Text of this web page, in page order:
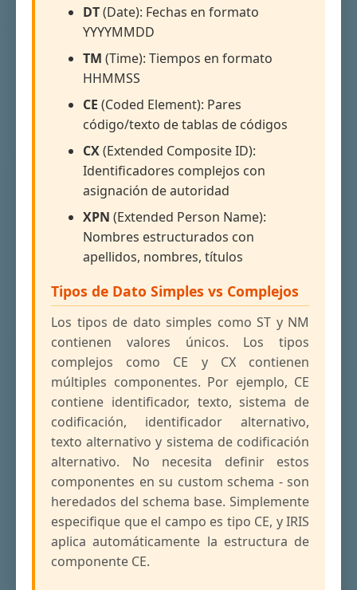
DT(Date): Fechas en formato
YYYYMMDD
TM (Time): Tiempos en formato
HHMMSS
CE (Coded Element): Pares
código/texto de tablas de códigos
CX(Extended Composite ID):
Identificadores complejos con
asignación de autoridad
XPN (Extended Person Name):
Nombres estructurados con
apellidos, nombres, títulos
Tipos de Dato Simples vs Complejos
Los tipos de dato simples como ST y NM
contienen valores únicos. Los tipos
complejos como CE y CX contienen
múltiples componentes. Por ejemplo, CE
contiene identificador, texto, sistema de
codificación, identificador alternativo,
texto alternativo y sistema de codificación
alternativo. No necesita definir estos
componentes en su custom schema - son
heredados del schema base. Simplemente
especifique que el campo es tipo CE, y IRIS
aplica automáticamente la estructura de
componente CE.